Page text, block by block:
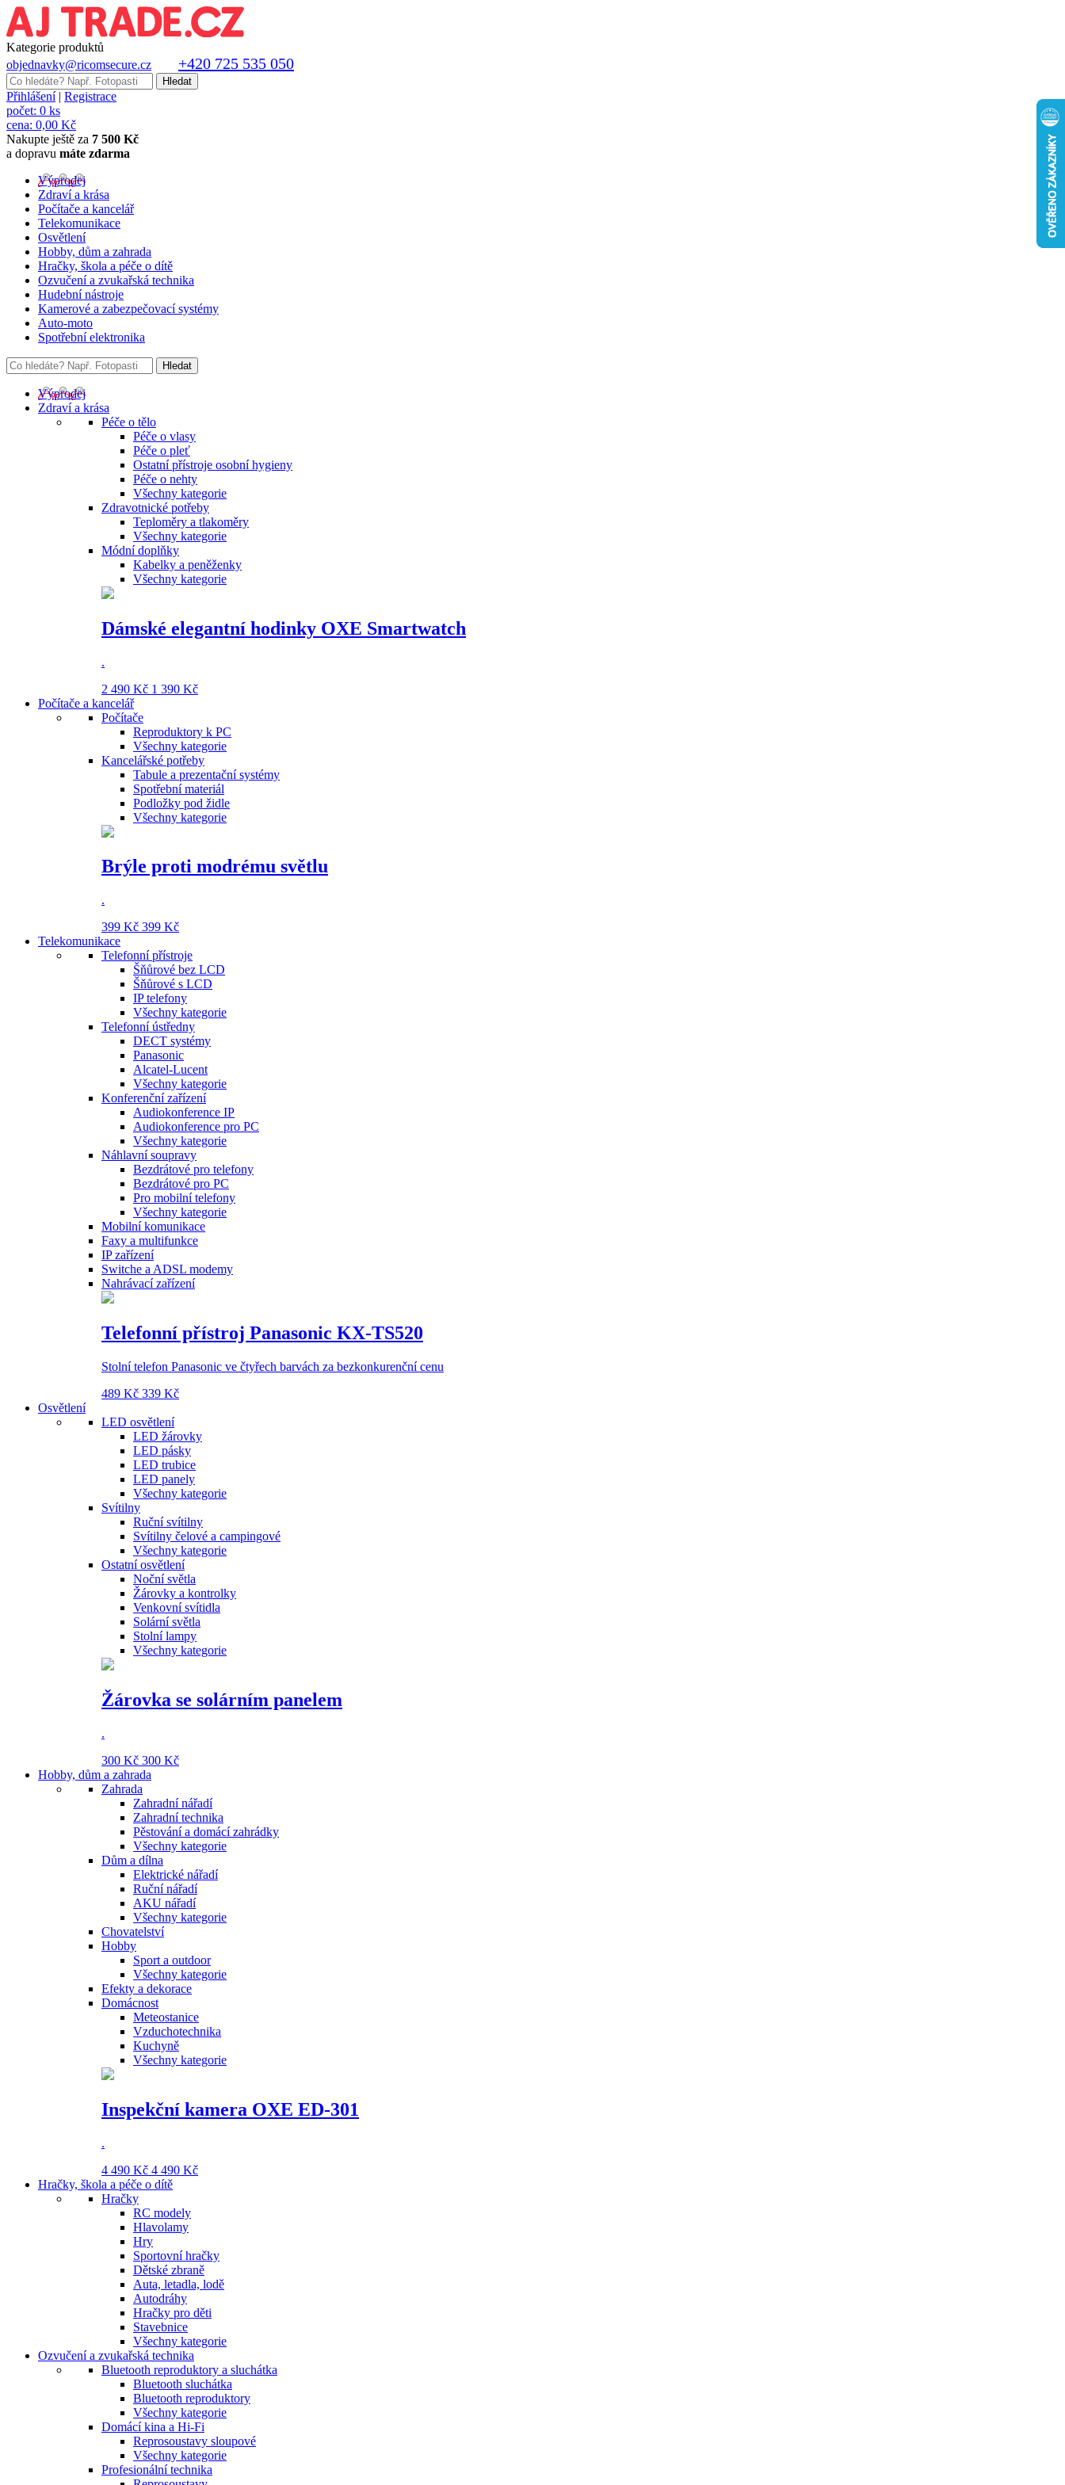
Kategorie produktů
objednavky@ricomsecure.cz
+420 725 535 050
Přihlášení| Registrace
počet: 0 ks
cena: 0,00 Kč
Nakupte ještě za 7 500 Kč
a dopravu máte zdarma
Výprodej
Zdraví a krása
Počítače a kancelář
Telekomunikace
Osvětlení
Hobby, dům a zahrada
Hračky, škola a péče o dítě
Ozvučení a zvukařská technika
Hudební nástroje
Kamerové a zabezpečovací systémy
Auto-moto
Spotřební elektronika
Výprodej
Zdraví a krása
Péče o tělo
Péče o vlasy
Péče o pleť
Ostatní přístroje osobní hygieny
Péče o nehty
Všechny kategorie
Zdravotnické potřeby
Teploměry a tlakoměry
Všechny kategorie
Módní doplňky
Kabelky a peněženky
Všechny kategorie
Dámské elegantní hodinky OXE Smartwatch
.
2 490 Kč 1 390 Kč
Počítače a kancelář
Počítače
Reproduktory k PC
Všechny kategorie
Kancelářské potřeby
Tabule a prezentační systémy
Spotřební materiál
Podložky pod židle
Všechny kategorie
Brýle proti modrému světlu
.
399 Kč 399 Kč
Telekomunikace
Telefonní přístroje
Šňůrové bez LCD
Šňůrové s LCD
IP telefony
Všechny kategorie
Telefonní ústředny
DECT systémy
Panasonic
Alcatel-Lucent
Všechny kategorie
Konferenční zařízení
Audiokonference IP
Audiokonference pro PC
Všechny kategorie
Náhlavní soupravy
Bezdrátové pro telefony
Bezdrátové pro PC
Pro mobilní telefony
Všechny kategorie
Mobilní komunikace
Faxy a multifunkce
IP zařízení
Switche a ADSL modemy
Nahrávací zařízení
Telefonní přístroj Panasonic KX-TS520
Stolní telefon Panasonic ve čtyřech barvách za bezkonkurenční cenu
489 Kč 339 Kč
Osvětlení
LED osvětlení
LED žárovky
LED pásky
LED trubice
LED panely
Všechny kategorie
Svítilny
Ruční svítilny
Svítilny čelové a campingové
Všechny kategorie
Ostatní osvětlení
Noční světla
Žárovky a kontrolky
Venkovní svítidla
Solární světla
Stolní lampy
Všechny kategorie
Žárovka se solárním panelem
.
300 Kč 300 Kč
Hobby, dům a zahrada
Zahrada
Zahradní nářadí
Zahradní technika
Pěstování a domácí zahrádky
Všechny kategorie
Dům a dílna
Elektrické nářadí
Ruční nářadí
AKU nářadí
Všechny kategorie
Chovatelství
Hobby
Sport a outdoor
Všechny kategorie
Efekty a dekorace
Domácnost
Meteostanice
Vzduchotechnika
Kuchyně
Všechny kategorie
Inspekční kamera OXE ED-301
.
4 490 Kč 4 490 Kč
Hračky, škola a péče o dítě
Hračky
RC modely
Hlavolamy
Hry
Sportovní hračky
Dětské zbraně
Auta, letadla, lodě
Autodráhy
Hračky pro děti
Stavebnice
Všechny kategorie
Ozvučení a zvukařská technika
Bluetooth reproduktory a sluchátka
Bluetooth sluchátka
Bluetooth reproduktory
Všechny kategorie
Domácí kina a Hi-Fi
Reprosoustavy sloupové
Všechny kategorie
Profesionální technika